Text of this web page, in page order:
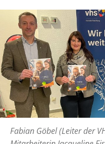
Fabian Göbel (Leiter der